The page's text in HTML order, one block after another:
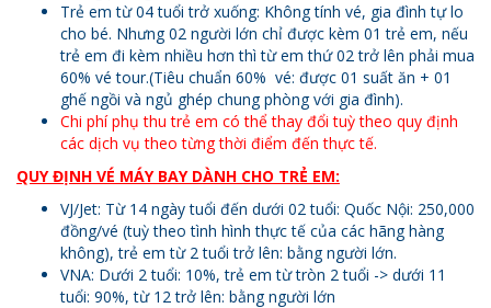
Trẻ em từ 04 tuổi trở xuống: Không tính vé, gia đình tự lo
cho bé. Nhưng 02 người lớn chỉ được kèm 01 trẻ em, nếu
trẻ em đi kèm nhiều hơn thì từ em thứ 02 trở lên phải mua
60% vé tour.(Tiêu chuẩn 60% vé: được 01 suất ăn + 01
ghế ngồi và ngủ ghép chung phòng với gia đình).
Chi phí phụ thu trẻ em có thể thay đổi tuỳ theo quy định
các dịch vụ theo từng thời điểm đến thực tế.
QUY ĐỊNH VÉ MÁY BAY DÀNH CHO TRẺ EM:
VJ/Jet: Từ 14 ngày tuổi đến dưới 02 tuổi: Quốc Nội: 250,000
đồng/vé (tuỳ theo tình hình thực tế của các hãng hàng
không), trẻ em từ 2 tuổi trở lên: bằng người lớn.
VNA: Dưới 2 tuổi: 10%, trẻ em từ tròn 2 tuổi -> dưới 11
tuổi: 90%, từ 12 trở lên: bằng người lớn